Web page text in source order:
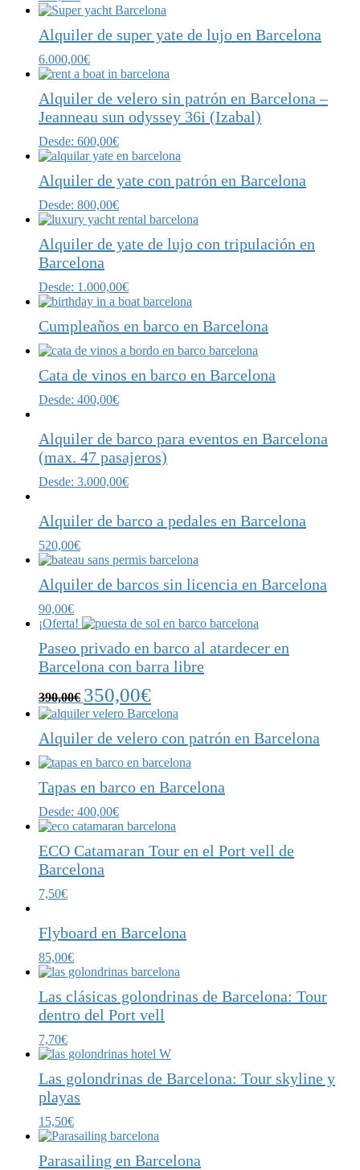
Alquiler de super yate de lujo en Barcelona
6.000,00€
Alquiler de velero sin patrón en Barcelona –
Jeanneau sun odyssey 36i (Izabal)
Desde: 600,00€
Alquiler de yate con patrón en Barcelona
Desde: 800,00€
Alquiler de yate de lujo con tripulación en
Barcelona
Desde: 1.000,00€
Cumpleaños en barco en Barcelona
Cata de vinos en barco en Barcelona
Desde: 400,00€
Alquiler de barco para eventos en Barcelona
(max. 47 pasajeros)
Desde: 3.000,00€
Alquiler de barco a pedales en Barcelona
520,00€
Alquiler de barcos sin licencia en Barcelona
90,00€
¡Oferta!
Paseo privado en barco al atardecer en
Barcelona con barra libre
390,00€ 350,00€
Alquiler de velero con patrón en Barcelona
Tapas en barco en Barcelona
Desde: 400,00€
ECO Catamaran Tour en el Port vell de
Barcelona
7,50€
Flyboard en Barcelona
85,00€
Las clásicas golondrinas de Barcelona: Tour
dentro del Port vell
7,70€
Las golondrinas de Barcelona: Tour skyline y
playas
15,50€
Parasailing en Barcelona